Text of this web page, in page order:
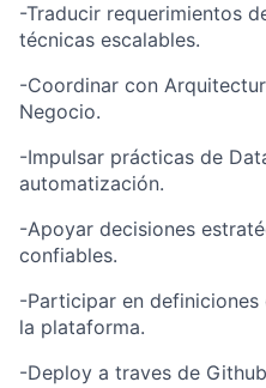
-Traducir requerimientos
técnicas escalables.
-Coordinar con
Negocio.
-Impulsar prácticas de
automatización.
-Apoyar decisiones
confiables.
-Participar en
la plataforma.
-Deploy a traves de